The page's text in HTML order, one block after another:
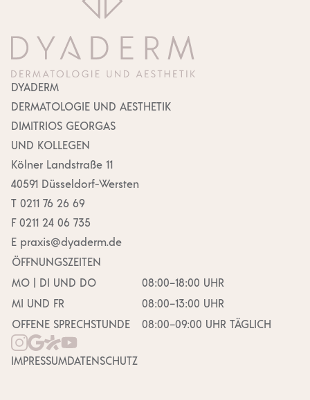
DYADERM
DERMA­TOLOGIE UND AESTHETIK
DIMITRIOS GEORGAS
UND KOLLEGEN
Kölner Landstraße 11
40591 Düsseldorf-Wersten
T 0211 76 26 69
F 0211 24 06 735
E praxis@​dyaderm.​de
ÖFFNUNGS­ZEITEN
MO | DI UND DO
08:00–18:00 UHR
MI UND FR
08:00–13:00 UHR
OFFENE SPRECH­STUNDE
08:00–09:00 UHR TÄGLICH
IMPRESSUMDATEN­SCHUTZ